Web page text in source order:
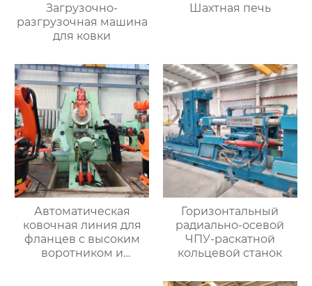
Загрузочно-
разгрузочная машина
для ковки
Шахтная печь
Автоматическая
ковочная линия для
фланцев с высоким
воротником и
Горизонтальный
радиально-осевой
ЧПУ-раскатной
кольцевой станок